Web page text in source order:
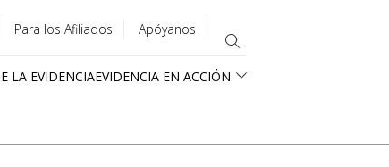
Para los Afiliados Apóyanos
LA EVIDENCIAEVIDENCIA EN ACCIÓN